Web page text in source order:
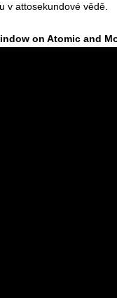
v attosekundové vědě.
on Atomic and